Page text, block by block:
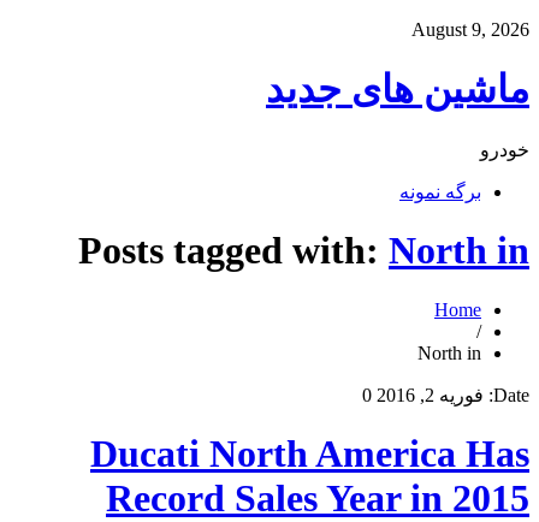
August 9, 2026
ماشین های جدید
خودرو
برگه نمونه
Posts tagged with: North in
Home
/
North in
Date: فوریه 2, 2016 0
Ducati North America Has
Record Sales Year in 2015